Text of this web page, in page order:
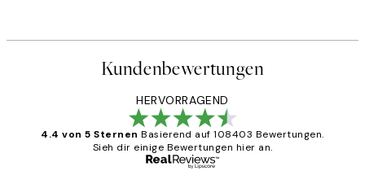
Kundenbewertungen
HERVORRAGEND
4.4 von 5 Sternen Basierend auf 108403 Bewertungen.
Sieh dir einige Bewertungen hier an.